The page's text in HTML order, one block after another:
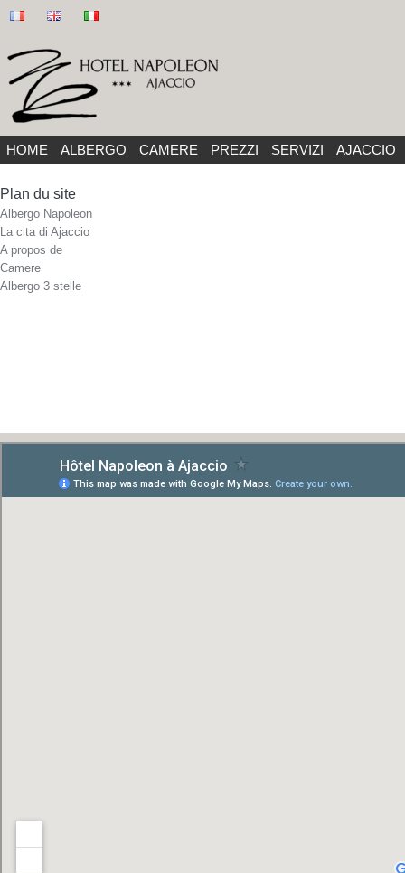
HOME ALBERGO CAMERE PREZZI SERVIZI AJACCIO
Plan du site
Albergo Napoleon
La cita di Ajaccio
A propos de
Camere
Albergo 3 stelle